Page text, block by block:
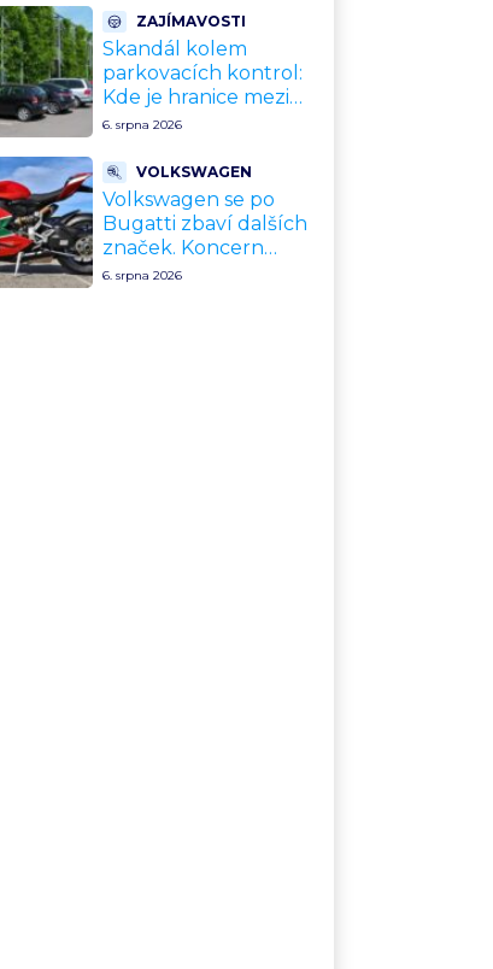
rozporuplné názory
ZAJÍMAVOSTI
Skandál kolem
parkovacích kontrol:
Kde je hranice mezi
kávou a úplatkem?
výhoda, velký
problém
6. srpna 2026
VOLKSWAGEN
Volkswagen se po
Bugatti zbaví dalších
značek. Koncern
přiznal, že jeho dekády
6. srpna 2026